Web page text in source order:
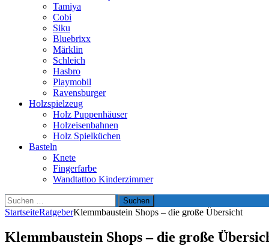
Tamiya
Cobi
Siku
Bluebrixx
Märklin
Schleich
Hasbro
Playmobil
Ravensburger
Holzspielzeug
Holz Puppenhäuser
Holzeisenbahnen
Holz Spielküchen
Basteln
Knete
Fingerfarbe
Wandtattoo Kinderzimmer
Suchen
nach:
StartseiteRatgeberKlemmbaustein Shops – die große Übersicht
Klemmbaustein Shops – die große